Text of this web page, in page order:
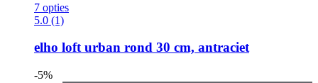
7 opties
5.0 (1)
elho loft urban rond 30 cm, antraciet
-5%